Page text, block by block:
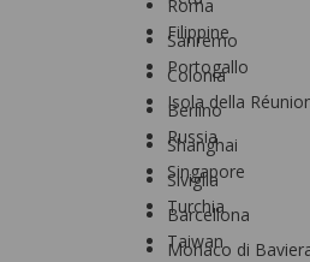
Filippine
Portogallo
Isola della
Russia
Singapore
Turchia
Taiwan
Roma
Sanremo
Colonia
Berlino
Shanghai
Siviglia
Barcellona
Monaco di